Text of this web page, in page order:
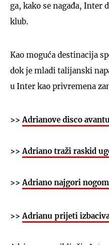
ga, kako se nagađa, Inter
klub.
Kao moguća destinacija
dok je mladi talijanski
u Inter kao privremena
>> Adrianove disco
>> Adriano traži raskid
>> Adriano najgori
>> Adrianu prijeti